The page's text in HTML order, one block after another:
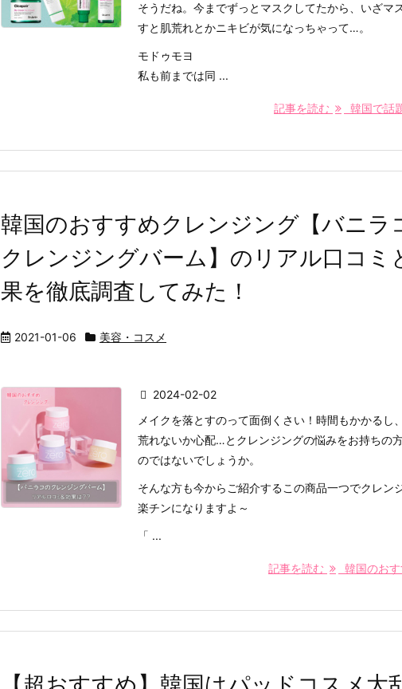
そうだね。今までずっとマスクしてたから、いざマ
すと肌荒れとかニキビが気になっちゃって…。
モドゥモヨ
私も前までは同 ...
記事を読む 韓国で話
韓国のおすすめクレンジング【バニラ
クレンジングバーム】のリアル口コミ
果を徹底調査してみた！
2021-01-06 美容・コスメ
2024-02-02
メイクを落とすのって面倒くさい！時間もかかるし
荒れないか心配…とクレンジングの悩みをお持ちの
のではないでしょうか。
そんな方も今からご紹介するこの商品一つでクレン
楽チンになりますよ～
「 ...
記事を読む 韓国のお